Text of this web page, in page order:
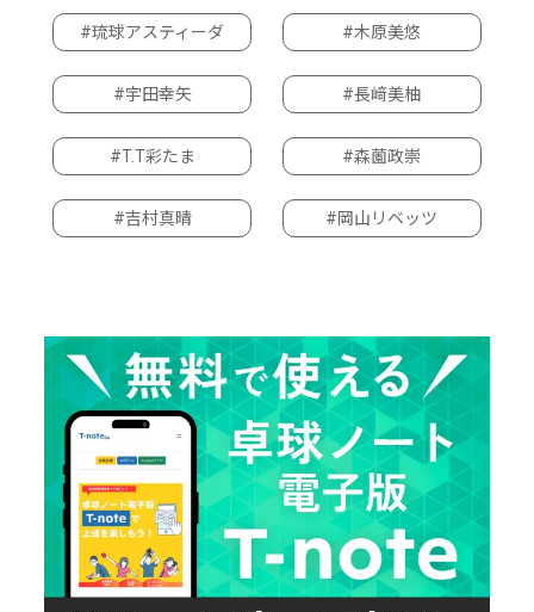
#琉球アスティーダ #木原美悠
#宇田幸矢 #長﨑美柚
#T.T彩たま #森薗政崇
#吉村真晴 #岡山リベッツ